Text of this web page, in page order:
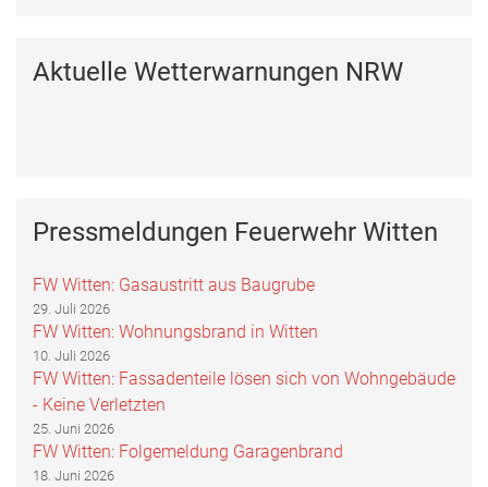
Aktuelle Wetterwarnungen NRW
Pressmeldungen Feuerwehr Witten
FW Witten: Gasaustritt aus Baugrube
29. Juli 2026
FW Witten: Wohnungsbrand in Witten
10. Juli 2026
FW Witten: Fassadenteile lösen sich von Wohngebäude
- Keine Verletzten
25. Juni 2026
FW Witten: Folgemeldung Garagenbrand
18. Juni 2026